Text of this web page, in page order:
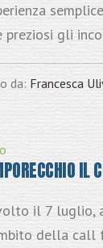
preziosi gli
da: Francesca
IL
il 7 luglio,
della call